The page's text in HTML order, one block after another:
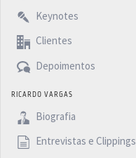
Keynotes
Clientes
Depoimentos
RICARDO VARGAS
Biografia
Entrevistas e Clippings